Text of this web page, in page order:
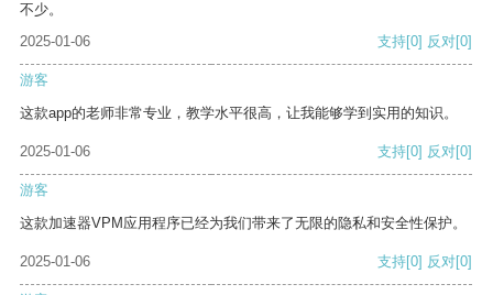
不少。
2025-01-06
支持[0] 反对[0]
游客
这款app的老师非常专业，教学水平很高，让我能够学到实用的知识。
2025-01-06 支持[0] 反对[0]
游客
这款加速器VPM应用程序已经为我们带来了无限的隐私和安全性保护。
2025-01-06 支持[0] 反对[0]